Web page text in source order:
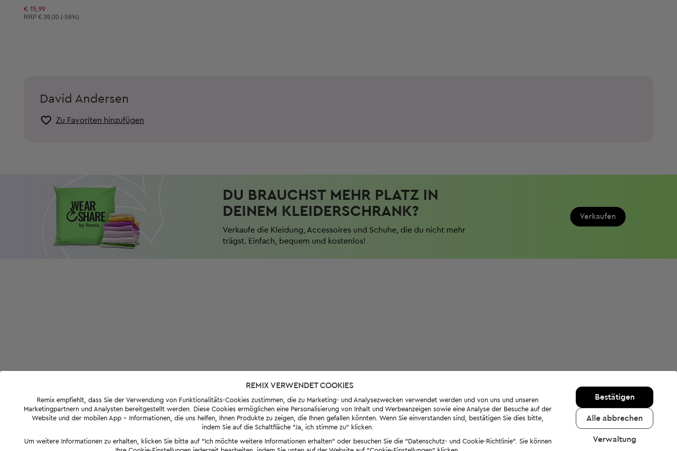
€ 15,99
Unverbindliche Preisempfehlung:
RRP € 39,00 (-59%)
David Andersen
Zu Favoriten hinzufügen
DU BRAUCHST MEHR PLATZ IN
DEINEM KLEIDERSCHRANK?
Verkaufe die Kleidung, Accessoires und Schuhe, die du nicht mehr
trägst. Einfach, bequem und kostenlos!
Verkaufen
REMIX VERWENDET COOKIES
Remix empfiehlt, dass Sie der Verwendung von Funktionalitäts-Cookies zustimmen, die zu Marketing- und Analysezwecken verwendet werden und von uns und unseren
Marketingpartnern und Analysten bereitgestellt werden. Diese Cookies ermöglichen eine Personalisierung von Inhalt und Werbeanzeigen sowie eine Analyse der Besuche auf der
Website und der mobilen App - Informationen, die uns helfen, Ihnen Produkte zu zeigen, die Ihnen gefallen könnten. Wenn Sie einverstanden sind, bestätigen Sie dies bitte,
indem Sie auf die Schaltfläche "Ja, ich stimme zu" klicken.
Um weitere Informationen zu erhalten, klicken Sie bitte auf "Ich möchte weitere Informationen erhalten" oder besuchen Sie die "Datenschutz- und Cookie-Richtlinie". Sie können
Bestätigen
Alle abbrechen
Verwaltung